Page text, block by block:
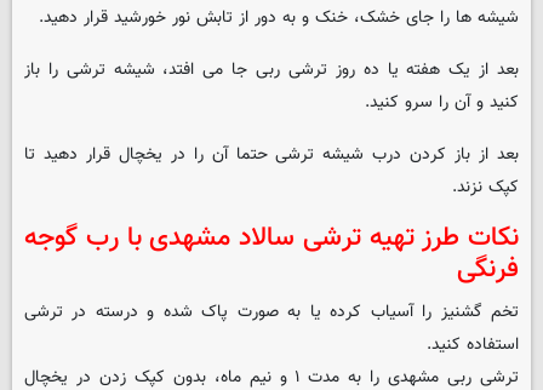
شیشه ها را جای خشک، خنک و به دور از تابش نور خورشید قرار دهید.
بعد از یک هفته یا ده روز ترشی‌ ربی جا می افتد، شیشه ترشی را باز
کنید و آن را سرو کنید.
بعد از باز کردن درب شیشه ترشی حتما آن را در یخچال قرار دهید تا
کپک نزند.
نکات طرز تهیه ترشی سالاد مشهدی با رب گوجه
فرنگی
تخم گشنیز را آسیاب کرده یا به صورت پاک شده و درسته در ترشی
استفاده کنید.
ترشی ربی مشهدی را به مدت ۱ و نیم ماه، بدون کپک زدن در یخچال